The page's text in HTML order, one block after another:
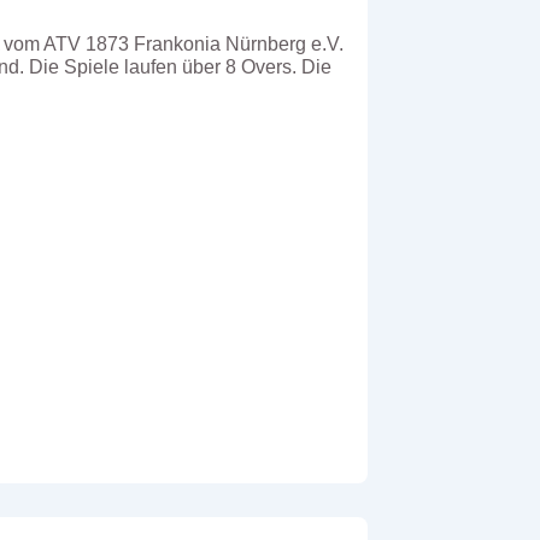
ATV 1873 Frankonia Nürnberg e.V.
Die Spiele laufen über 8 Overs. Die